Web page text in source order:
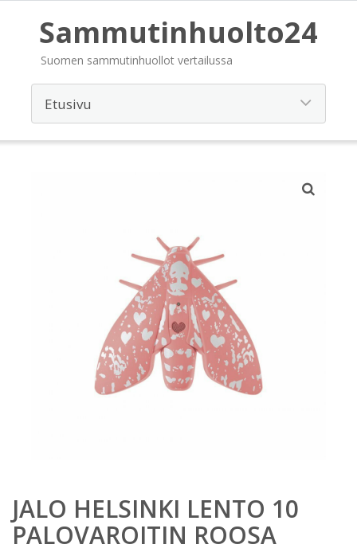
Sammutinhuolto24
Suomen sammutinhuollot vertailussa
JALO HELSINKI LENTO 10
PALOVAROITIN ROOSA